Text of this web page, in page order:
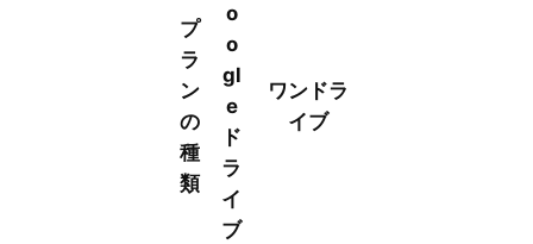
プ
ラ
ン
の
種
類
o
o
gl
e
ド
ラ
イ
ブ
ワンドラ
イブ